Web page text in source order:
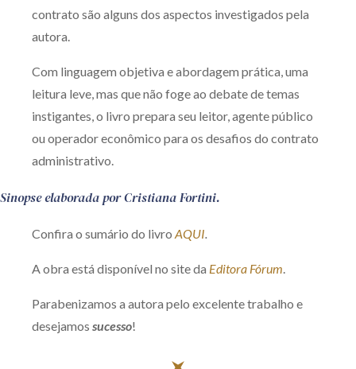
contrato são alguns dos aspectos investigados pela
autora.
Com linguagem objetiva e abordagem prática, uma
leitura leve, mas que não foge ao debate de temas
instigantes, o livro prepara seu leitor, agente público
ou operador econômico para os desafios do contrato
administrativo.
Sinopse elaborada por Cristiana Fortini.
Confira o sumário do livro AQUI
A obra está disponível no site da Editora Fórum
Parabenizamos a autora pelo excelente trabalho e
desejamos sucesso!